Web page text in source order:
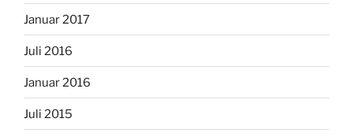
Januar 2017
Juli 2016
Januar 2016
Juli 2015